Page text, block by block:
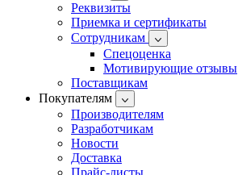
Реквизиты
Приемка и сертификаты
Сотрудникам
Спецоценка
Мотивирующие отзывы
Поставщикам
Покупателям
Производителям
Разработчикам
Новости
Доставка
Прайс-листы